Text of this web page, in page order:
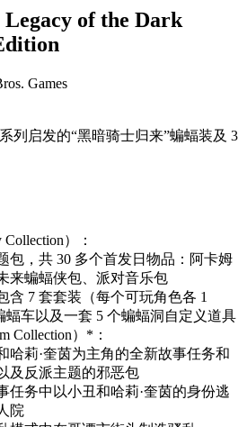
of the Dark
Games
列启发的“黑暗骑士归来”蝙蝠装及 3
）：
包，共 30 多个首发日物品：阿卡姆
来蝙蝠侠包、派对音乐包
含 7 套套装（每个可玩角色各 1
蝠车以及一套 5 个蝙蝠洞自定义道具
Collection）*：
哈莉·奎茵为主角的全新故事任务和
及反派主题的邪恶包
任务中以小丑和哈莉·奎茵的身份逃
院